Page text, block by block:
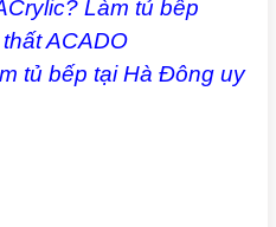
Làm tủ bếp
ACADO
tủ bếp tại Hà Đông uy